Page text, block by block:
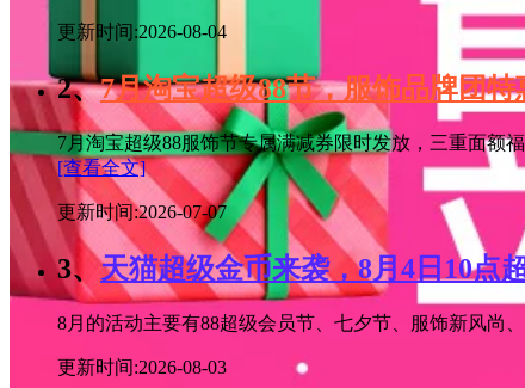
更新时间:2026-08-04
2、7月淘宝超级88节，服饰品牌团
7月淘宝超级88服饰节专属满减券限时发放，三重面额
[查看全文]
更新时间:2026-07-07
3、天猫超级金币来袭，8月4日10点
8月的活动主要有88超级会员节、七夕节、服饰新风尚
更新时间:2026-08-03